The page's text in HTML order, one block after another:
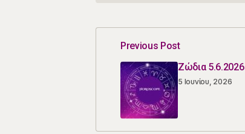
Previous Post
Ζώδια 5.6.2026
5 Ιουνίου, 2026